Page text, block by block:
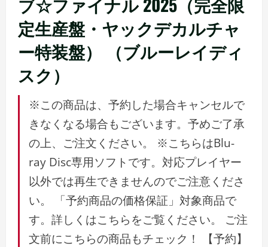
定生産盤・ヤックデカルチャ
ー特装盤） （ブルーレイディ
スク）
※この商品は、予約した場合キャンセルで
きなくなる場合もございます。予めご了承
の上、ご注文ください。 ※こちらはBlu-
ray Disc専用ソフトです。対応プレイヤー
以外では再生できませんのでご注意くださ
い。 「予約商品の価格保証」対象商品で
す。詳しくはこちらをご覧ください。 ご注
文前にこちらの商品もチェック！ 【予約】